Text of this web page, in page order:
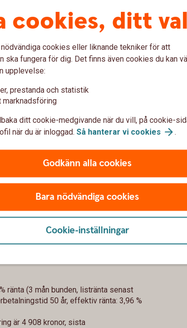
ansöker om nytt
Med rätt
livet ta plats
Skydda ditt hem och
Hemförsäkring Plus är
jämförelsesajten
till 20 procent rabatt*
Jämför
*Nyckelkunder med
eller husbil) får 20 %
(villahem, villa eller
Försäkringsgivare är
ränta (3 mån bunden, listränta senast
50 år, effektiv ränta: 3,96 %
är 4 908 kronor, sista
cookies, ditt val
nödvändiga cookies eller liknande tekniker för att
ska fungera för dig. Det finns även cookies du kan
upplevelse:
prestanda och statistik
marknadsföring
ditt cookie-medgivande när du vill, på cookie-
när du är inloggad. Så hanterar vi cookies .
Godkänn alla cookies
Bara nödvändiga cookies
Cookie-inställningar